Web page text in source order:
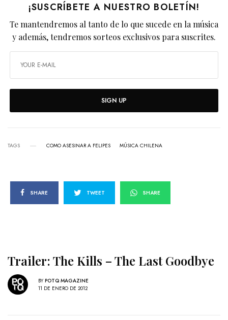
¡SUSCRÍBETE A NUESTRO BOLETÍN!
Te mantendremos al tanto de lo que sucede en la música
y además, tendremos sorteos exclusivos para suscrites.
SIGN UP
TAGS COMO ASESINAR A FELIPES MÚSICA CHILENA
SHARE TWEET SHARE
Trailer: The Kills – The Last Goodbye
BY POTQ MAGAZINE
11 DE ENERO DE 2012